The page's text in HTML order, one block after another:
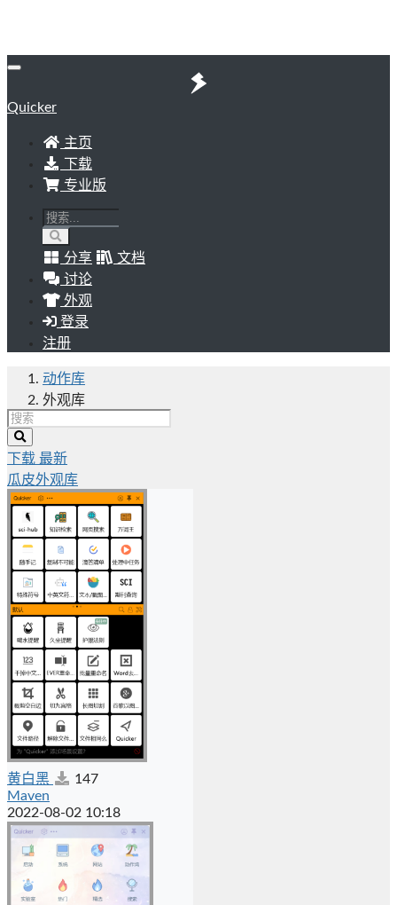
Quicker
主页
下载
专业版
分享
文档
讨论
外观
登录
注册
动作库
外观库
下载 最新
瓜皮外观库
黄白黑
147
Maven
2022-08-02 10:18